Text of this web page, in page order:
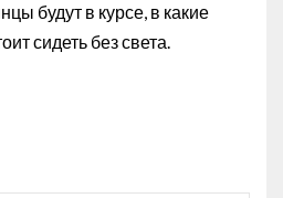
будут в курсе, в какие
сидеть без света.